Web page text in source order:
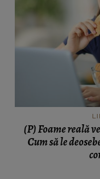
(P) Foame reală
Cum să le